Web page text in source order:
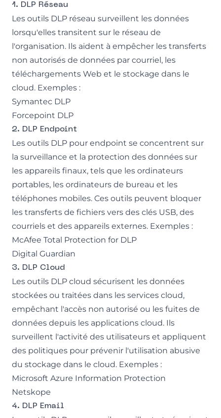
1. DLP Réseau
Les outils DLP réseau surveillent les données
lorsqu'elles transitent sur le réseau de
l'organisation. Ils aident à empêcher les transferts
non autorisés de données par courriel, les
téléchargements Web et le stockage dans le
cloud. Exemples :
Symantec DLP
Forcepoint DLP
2. DLP Endpoint
Les outils DLP pour endpoint se concentrent sur
la surveillance et la protection des données sur
les appareils finaux, tels que les ordinateurs
portables, les ordinateurs de bureau et les
téléphones mobiles. Ces outils peuvent bloquer
les transferts de fichiers vers des clés USB, des
courriels et des appareils externes. Exemples :
McAfee Total Protection for DLP
Digital Guardian
3. DLP Cloud
Les outils DLP cloud sécurisent les données
stockées ou traitées dans les services cloud,
empêchant l'accès non autorisé ou les fuites de
données depuis les applications cloud. Ils
surveillent l'activité des utilisateurs et appliquent
des politiques pour prévenir l'utilisation abusive
du stockage dans le cloud. Exemples :
Microsoft Azure Information Protection
Netskope
4. DLP Email